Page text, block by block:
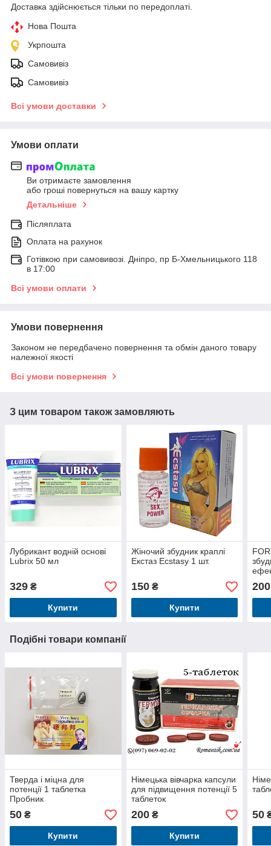
Доставка здійснюється тільки по передоплаті.
Нова Пошта
Укрпошта
Самовивіз
Самовивіз
Всі умови доставки
Умови оплати
Ви отримаєте замовлення
або гроші повернуться на вашу картку
Детальніше
Післяплата
Оплата на рахунок
Готівкою при самовивозі. Дніпро, пр Б-Хмельницького 118
в 17:00
Всі умови оплати
Умови повернення
Законом не передбачено повернення та обмін даного товару
належної якості
Всі умови повернення
З цим товаром також замовляють
Лубрикант водній основі
Lubrix 50 мл
329 ₴
Купити
Жіночий збудник краплі
Екстаз Ecstasy 1 шт.
150₴
Купити
200
Подібні товари компанії
Тверда і міцна для
потенції 1 таблетка
Пробник
50 ₴
Купити
Німецька вівчарка капсули
для підвищення потенції 5
таблеток
200₴
Купити
50